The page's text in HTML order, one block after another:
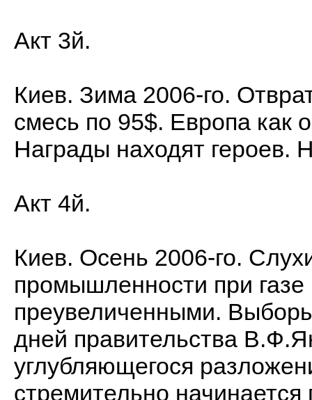
Акт 3й.
Киев. Зима 2006-го.
смесь по 95$. Европа как
Награды находят героев.
Акт 4й.
Киев. Осень 2006-го.
промышленности при
преувеличенными.
дней правительства
углубляющегося
стремительно